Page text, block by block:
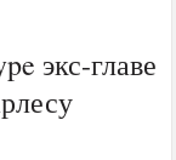
экс-главе